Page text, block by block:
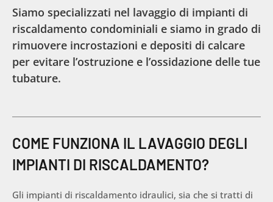
Siamo specializzati nel lavaggio di impianti di
riscaldamento condominiali e siamo in grado di
rimuovere incrostazioni e depositi di calcare
per evitare l’ostruzione e l’ossidazione delle tue
tubature.
COME FUNZIONA IL LAVAGGIO DEGLI
IMPIANTI DI RISCALDAMENTO?
Gli impianti di riscaldamento idraulici, sia che si tratti di